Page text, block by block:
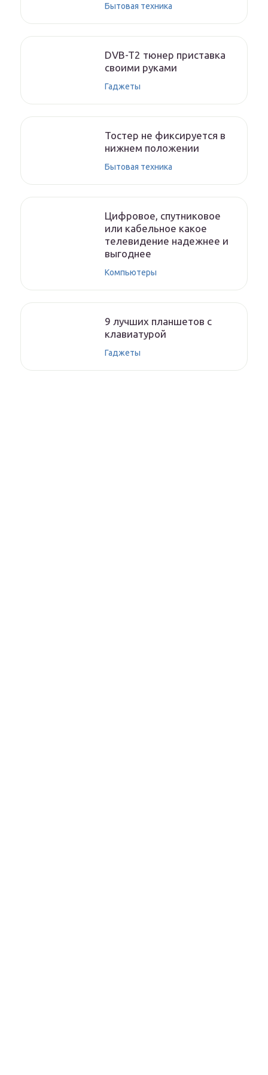
Бытовая техника
DVB-T2 тюнер приставка
своими руками
Гаджеты
Тостер не фиксируется в
нижнем положении
Бытовая техника
Цифровое, спутниковое
или кабельное какое
телевидение надежнее и
выгоднее
Компьютеры
9 лучших планшетов с
клавиатурой
Гаджеты